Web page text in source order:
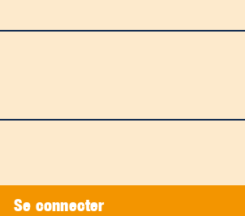
Se connecter